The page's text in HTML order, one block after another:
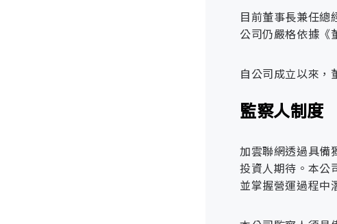
目前董事長兼任總
公司仍嚴格依據《
自公司成立以來，
監察人制度
加雲聯網透過具備
投資人期待。本公
並掌握營運過程中
職安室
業務推動部
智慧發展處
WEB 開發部
獲利空間壓縮
網路安全管理
帳號密碼及存取